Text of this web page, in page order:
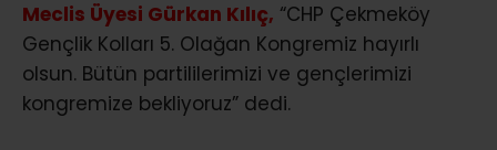
Meclis Üyesi Gürkan Kılıç, “CHP Çekmeköy
Gençlik Kolları 5. Olağan Kongremiz hayırlı
olsun. Bütün partililerimizi ve gençlerimizi
kongremize bekliyoruz” dedi.